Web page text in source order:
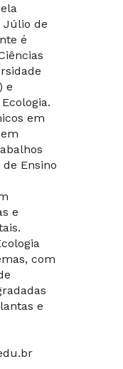
Júlio de
é
e
em
Ensino
e
com
e